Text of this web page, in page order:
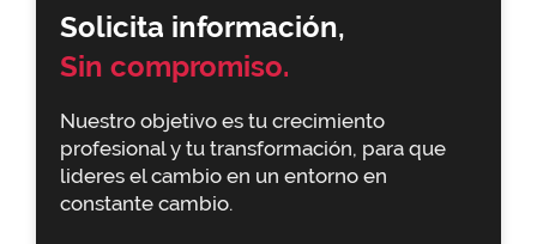
Solicita información,
Sin compromiso.
Nuestro objetivo es tu crecimiento
profesional y tu transformación, para que
lideres el cambio en un entorno en
constante cambio.